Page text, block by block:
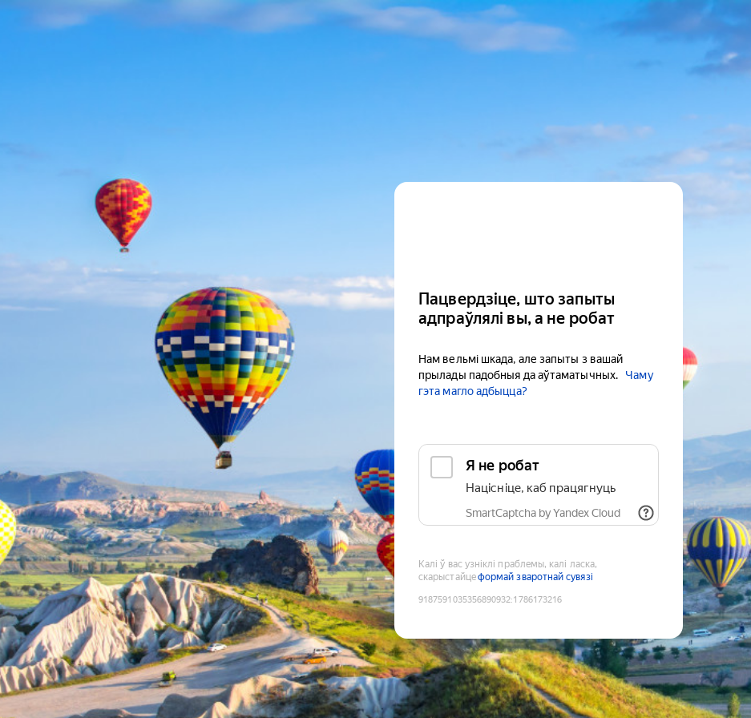
Пацвердзіце, што запыты
адпраўлялі вы, а не робат
Нам вельмі шкада, але запыты з вашай
прылады падобныя да аўтаматычных.
Чаму
гэта магло адбыцца?
Я не робат
Націсніце, каб працягнуць
SmartCaptcha by Yandex Cloud
Калі ў вас узніклі праблемы, калі ласка,
скарыстайцеформай зваротнай сувязі
9187591035356890932:1786173216